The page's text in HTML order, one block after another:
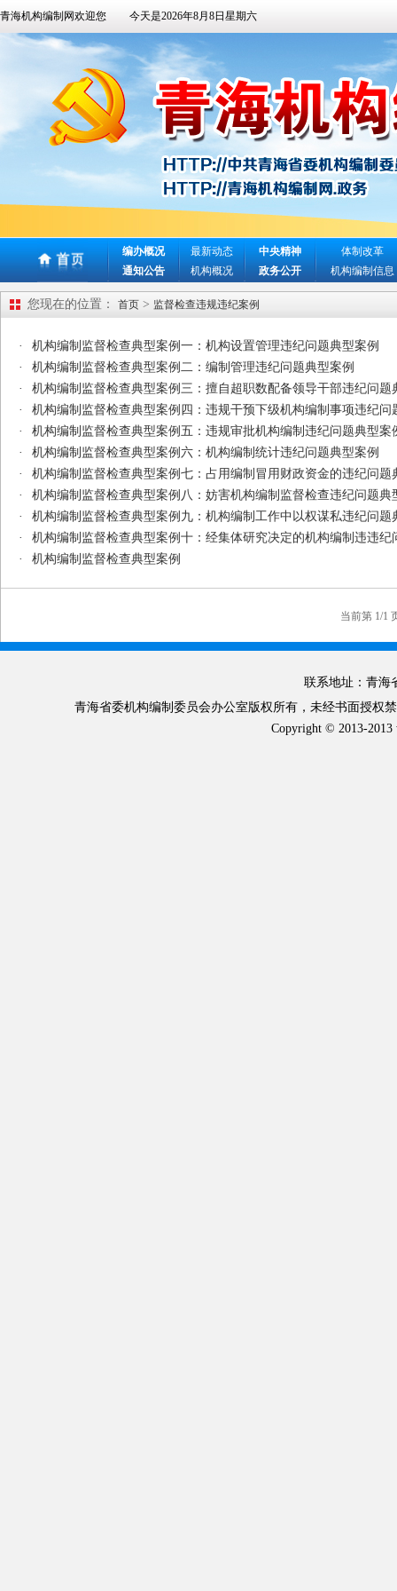
青海机构编制网欢迎您 今天是2026年8月8日星期六
编办概况
通知公告
最新动态
机构概况
中央精神
政务公开
体制改革
机构编制信息
您现在的位置： 首页 > 监督检查违规违纪案例
·
机构编制监督检查典型案例一：机构设置管理违纪问题典型案例
·
机构编制监督检查典型案例二：编制管理违纪问题典型案例
·
机构编制监督检查典型案例三：擅自超职数配备领导干部违纪问题
·
机构编制监督检查典型案例四：违规干预下级机构编制事项违纪问
·
机构编制监督检查典型案例五：违规审批机构编制违纪问题典型案
·
机构编制监督检查典型案例六：机构编制统计违纪问题典型案例
·
机构编制监督检查典型案例七：占用编制冒用财政资金的违纪问题
·
机构编制监督检查典型案例八：妨害机构编制监督检查违纪问题典
·
机构编制监督检查典型案例九：机构编制工作中以权谋私违纪问题
·
机构编制监督检查典型案例十：经集体研究决定的机构编制违违纪
·
机构编制监督检查典型案例
当前第 1/1
联系地址：青
青海省委机构编制委员会办公室版权所有，未经书面授权
Copyright © 2013-2013